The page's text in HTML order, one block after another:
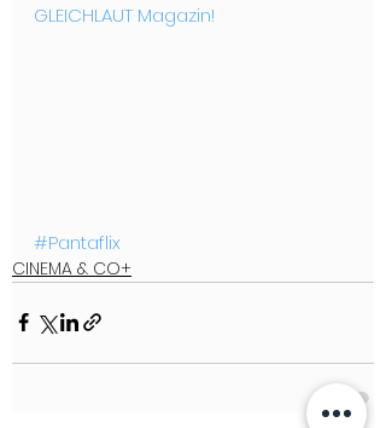
GLEICHLAUT Magazin!
#Pantaflix
CINEMA & CO+